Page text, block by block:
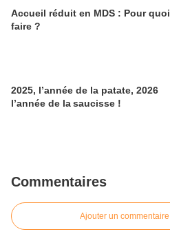
Accueil réduit en MDS : Pour quoi
faire ?
2025, l’année de la patate, 2026
l’année de la saucisse !
Commentaires
Ajouter un commentaire